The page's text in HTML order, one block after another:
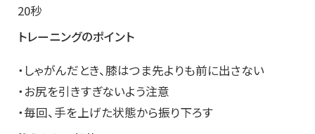
20秒
トレーニングのポイント
・しゃがんだとき、膝はつま先よりも前に出さない
・お尻を引きすぎないよう注意
・毎回、手を上げた状態から振り下ろす